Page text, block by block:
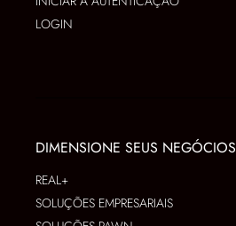
LOGIN
DIMENSIONE SEUS NEGÓCIOS
REAL+
SOLUÇÕES EMPRESARIAIS